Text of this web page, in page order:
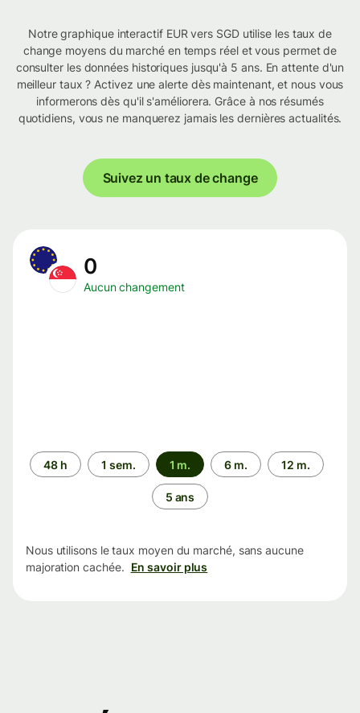
Notre graphique interactif EUR vers SGD utilise les taux de
change moyens du marché en temps réel et vous permet de
consulter les données historiques jusqu'à 5 ans. En attente d'un
meilleur taux ? Activez une alerte dès maintenant, et nous vous
informerons dès qu'il s'améliorera. Grâce à nos résumés
quotidiens, vous ne manquerez jamais les dernières actualités.
Suivez un taux de change
0
Aucun changement
Période
48 h 1 sem. 1 m. 6 m. 12 m.
5 ans
Nous utilisons le taux moyen du marché, sans aucune
majoration cachée. En savoir plus